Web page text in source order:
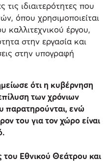
τις ιδιαιτερότητες που
όπου χρησιμοποιείται
καλλιτεχνικού έργου,
στην εργασία και
στην υπογραφή
ότι η κυβέρνηση
των χρόνιων
παρατηρούνται, ενώ
του για τον χώρο είναι
του Εθνικού Θεάτρου και